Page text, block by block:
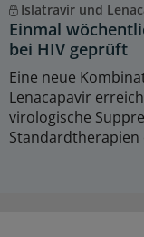
Islatravir und
Einmal
bei HIV geprüft
Eine neue
Lenacapavir
virologische